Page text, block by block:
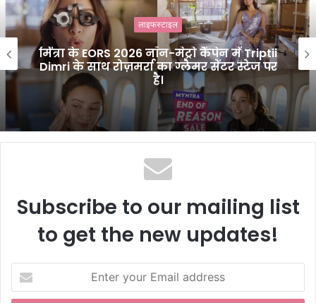
t
e
लाइफस्टाइल
मिंत्रा के EORS 2026 नॉन-मेट्रो कैंपेन में Triptii
Dimri के साथ रोज़मर्रा का ग्लैमर सेंटर स्टेज पर
है।
Subscribe to our mailing list
to get the new updates!
t